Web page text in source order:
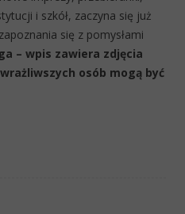
i szkół, zaczyna się już
się z pomysłami
– wpis zawiera zdjęcia
osób mogą być